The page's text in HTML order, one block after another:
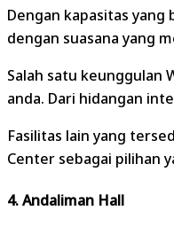
Dengan kapasitas
dengan suasana yang
Salah satu keunggulan
anda. Dari hidangan
Fasilitas lain yang
Center sebagai pilihan
4. Andaliman Hall